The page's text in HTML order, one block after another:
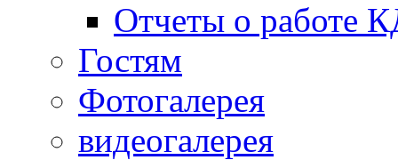
Отчеты о работе
Гостям
Фотогалерея
видеогалерея